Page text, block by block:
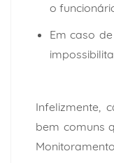
o
Em caso
Infelizmente,
bem comuns